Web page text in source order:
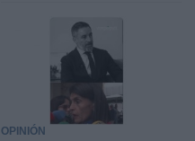
OPINIÓN